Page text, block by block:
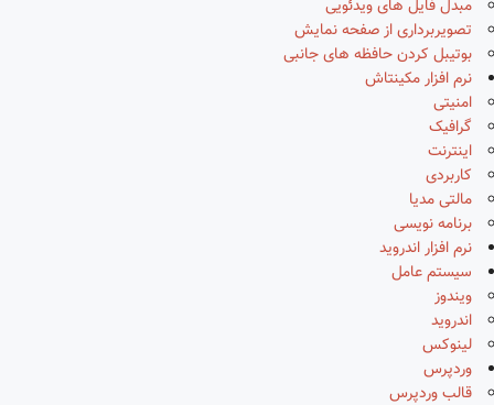
مبدل فایل های ویدئویی
تصویربرداری از صفحه نمایش
بوتیبل کردن حافظه های جانبی
نرم افزار مکینتاش
امنیتی
گرافیک
اینترنت
کاربردی
مالتی مدیا
برنامه نویسی
نرم افزار اندروید
سیستم عامل
ویندوز
اندروید
لینوکس
وردپرس
قالب وردپرس